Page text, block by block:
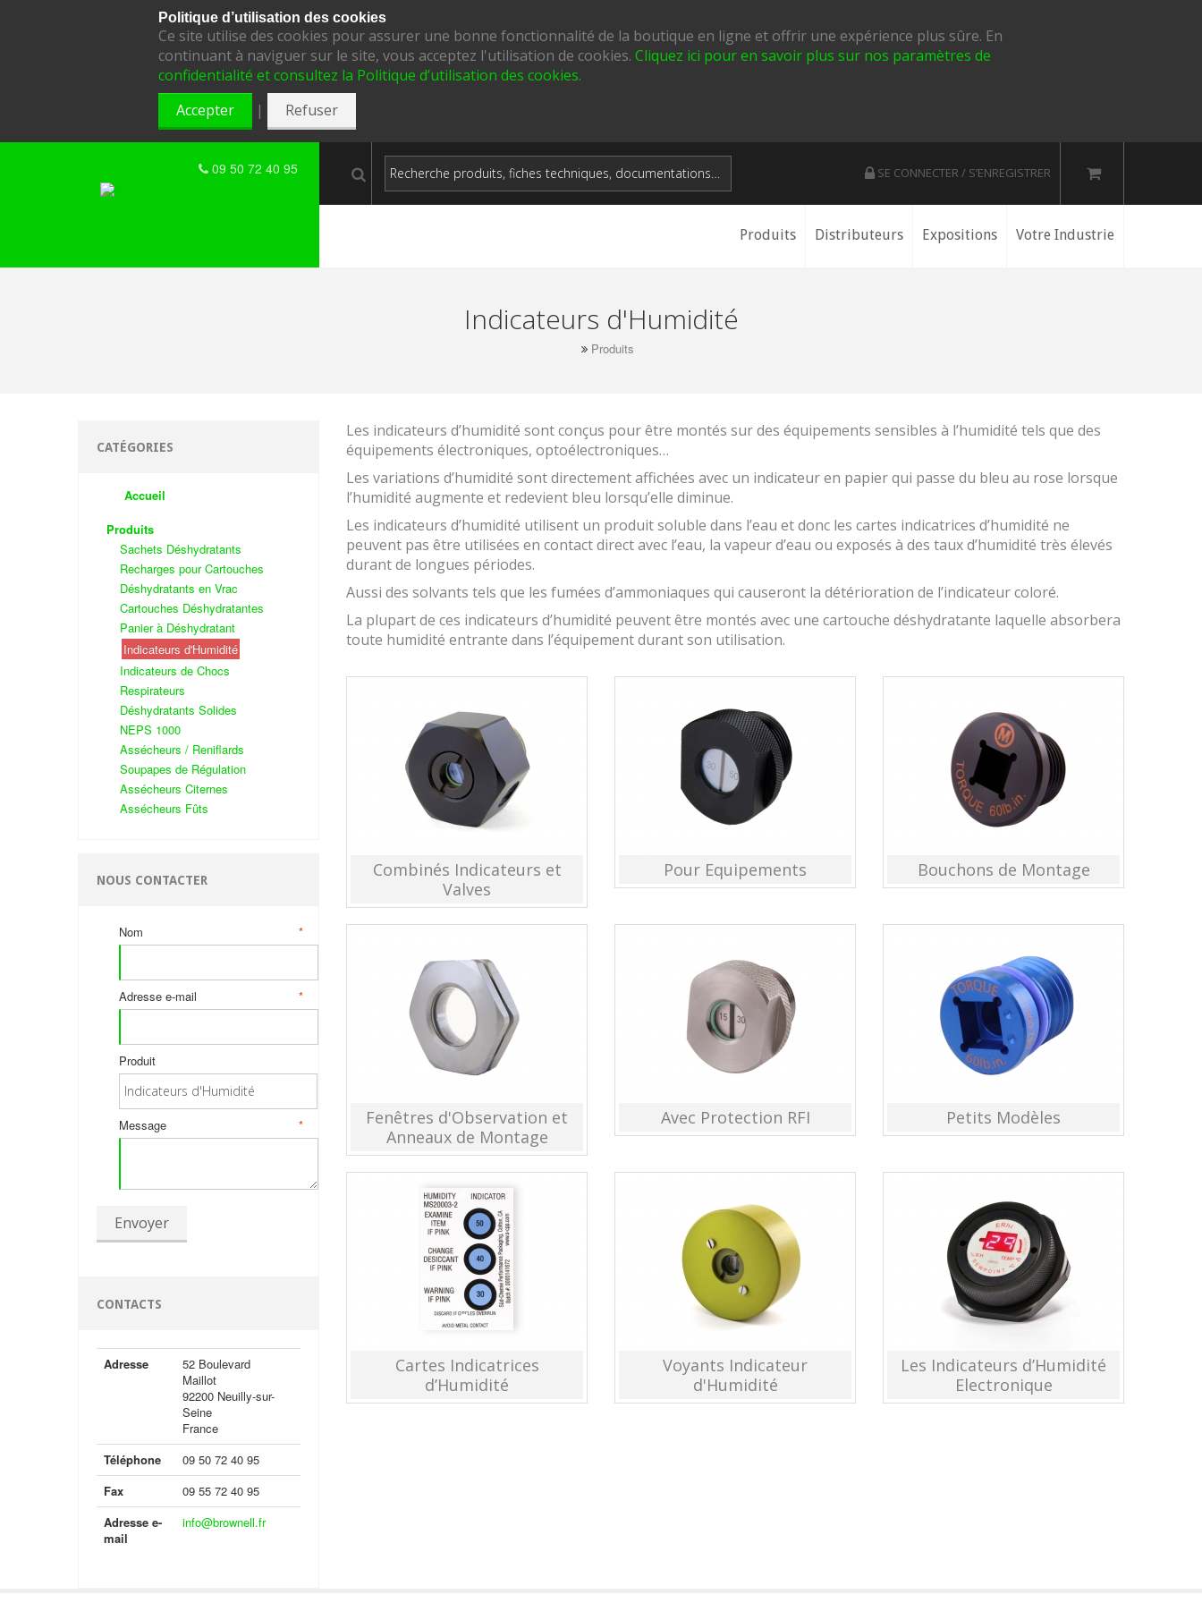
Politique d’utilisation des cookies
Ce site utilise des cookies pour assurer une bonne fonctionnalité de la boutique en ligne et offrir une expérience plus sûre. En
continuant à naviguer sur le site, vous acceptez l'utilisation de cookies. Cliquez ici pour en savoir plus sur nos paramètres de
confidentialité et consultez la Politique d’utilisation des cookies.
Accepter
| Refuser
09 50 72 40 95 SE CONNECTER / S’ENREGISTRER
Produits Distributeurs Expositions Votre Industrie
Indicateurs d'Humidité
Produits
CATÉGORIES
Accueil
Produits
Sachets Déshydratants
Recharges pour Cartouches
Déshydratants en Vrac
Cartouches Déshydratantes
Panier à Déshydratant
Indicateurs d'Humidité
Indicateurs de Chocs
Respirateurs
Déshydratants Solides
NEPS 1000
Assécheurs / Reniflards
Soupapes de Régulation
Assécheurs Citernes
Assécheurs Fûts
NOUS CONTACTER
*
Nom
*
Adresse e-mail
Produit
*
Message
Envoyer
CONTACTS
Adresse
52 Boulevard
Maillot
92200 Neuilly-sur-
Seine
France
Téléphone
09 50 72 40 95
Fax
09 55 72 40 95
Adresse e-
mail
info@brownell.fr
Les indicateurs d’humidité sont conçus pour être montés sur des équipements sensibles à l’humidité tels que des
équipements électroniques, optoélectroniques…
Les variations d’humidité sont directement affichées avec un indicateur en papier qui passe du bleu au rose lorsque
l’humidité augmente et redevient bleu lorsqu’elle diminue.
Les indicateurs d’humidité utilisent un produit soluble dans l’eau et donc les cartes indicatrices d’humidité ne
peuvent pas être utilisées en contact direct avec l’eau, la vapeur d’eau ou exposés à des taux d’humidité très élevés
durant de longues périodes.
Aussi des solvants tels que les fumées d’ammoniaques qui causeront la détérioration de l’indicateur coloré.
La plupart de ces indicateurs d’humidité peuvent être montés avec une cartouche déshydratante laquelle absorbera
toute humidité entrante dans l’équipement durant son utilisation.
Combinés Indicateurs et
Valves
Pour Equipements Bouchons de Montage
Fenêtres d'Observation et
Anneaux de Montage
Avec Protection RFI Petits Modèles
Cartes Indicatrices
d’Humidité
Voyants Indicateur
d'Humidité
Les Indicateurs d’Humidité
Electronique